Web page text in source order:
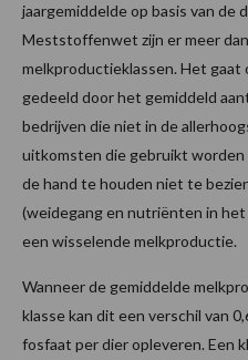
jaargemiddelde op basis van de
Meststoffenwet zijn er meer
melkproductieklassen. Het
gedeeld door het gemiddeld
bedrijven die niet in de
uitkomsten die gebruikt
de hand te houden niet te
(weidegang en nutriënten in
een wisselende melkproductie.
Wanneer de gemiddelde
klasse kan dit een verschil van
fosfaat per dier opleveren. Een